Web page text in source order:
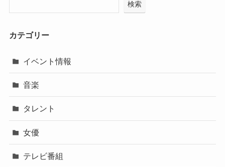
検索
カテゴリー
イベント情報
音楽
タレント
女優
テレビ番組